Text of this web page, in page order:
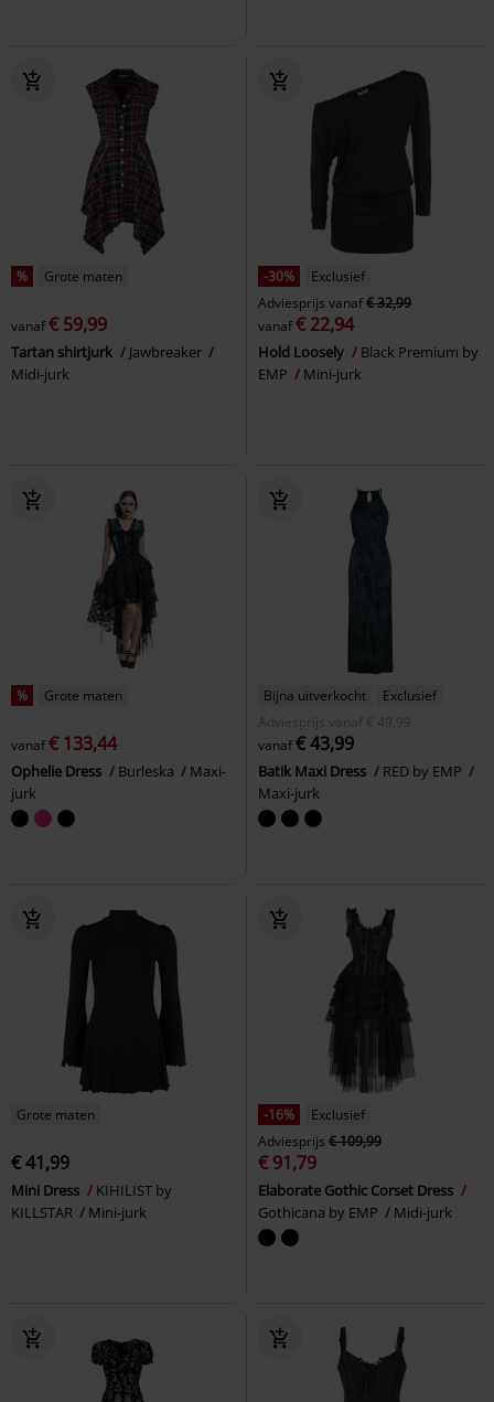
% Grote maten
vanaf€ 59,99
Tartan shirtjurk
Jawbreaker
Midi-jurk
-30%
Exclusief
Adviesprijs vanaf€ 32,99
vanaf€ 22,94
Hold Loosely
Black Premium by
EMP
Mini-jurk
% Grote maten
vanaf€ 133,44
Ophelie Dress Burleska
Maxi-
jurk
Bijna uitverkocht
Exclusief
Adviesprijs
vanaf € 49,99
vanaf€ 43,99
Batik Maxi Dress
RED by EMP
Maxi-jurk
Grote maten
€ 41,99
Mini Dress
KIHILIST by
KILLSTAR
Mini-jurk
-16%
Exclusief
Adviesprijs € 109,99
€ 91,79
Elaborate Gothic Corset Dress
Gothicana by EMP
Midi-jurk